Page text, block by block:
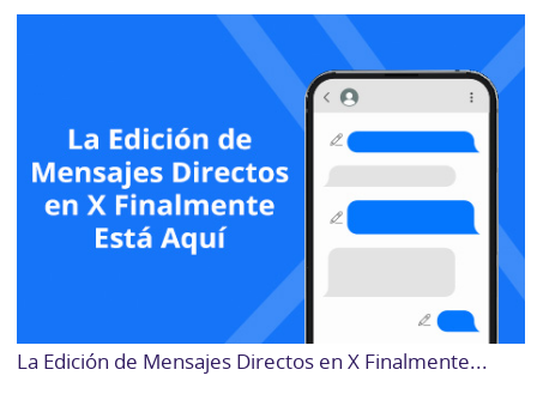
La Edición de Mensajes Directos en X Finalmente...